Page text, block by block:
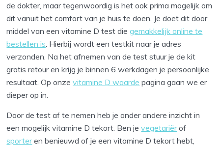
de dokter, maar tegenwoordig is het ook prima mogelijk om
dit vanuit het comfort van je huis te doen. Je doet dit door
middel van een vitamine D test diegemakkelijk online te
bestellen is. Hierbij wordt een testkit naar je adres
verzonden. Na het afnemen van de test stuur je de kit
gratis retour en krijg je binnen 6 werkdagen je persoonlijke
resultaat. Op onzevitamine D waarde pagina gaan we er
dieper op in.
Door de test af te nemen heb je onder andere inzicht in
een mogelijk vitamine D tekort. Ben jevegetariërof
sporteren benieuwd of je een vitamine D tekort hebt,